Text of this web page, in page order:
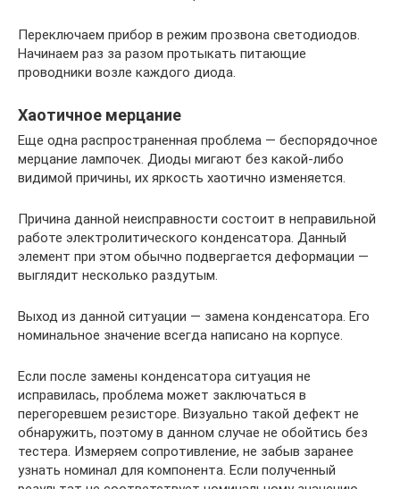
Переключаем прибор в режим прозвона светодиодов.
Начинаем раз за разом протыкать питающие
проводники возле каждого диода.
Хаотичное мерцание
Еще одна распространенная проблема — беспорядочное
мерцание лампочек. Диоды мигают без какой-либо
видимой причины, их яркость хаотично изменяется.
Причина данной неисправности состоит в неправильной
работе электролитического конденсатора. Данный
элемент при этом обычно подвергается деформации —
выглядит несколько раздутым.
Выход из данной ситуации — замена конденсатора. Его
номинальное значение всегда написано на корпусе.
Если после замены конденсатора ситуация не
исправилась, проблема может заключаться в
перегоревшем резисторе. Визуально такой дефект не
обнаружить, поэтому в данном случае не обойтись без
тестера. Измеряем сопротивление, не забыв заранее
узнать номинал для компонента. Если полученный